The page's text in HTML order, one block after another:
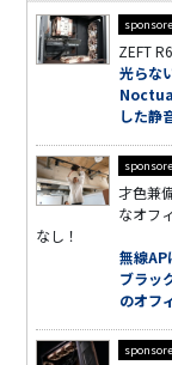
ZEFT
光らな
した静
才色兼
なオフ
なし！
無線
ブラッ
のオフ